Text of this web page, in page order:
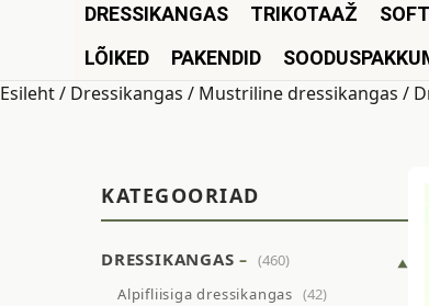
DRESSIKANGAS TRIKOTAAŽ
LÕIKED
PAKENDID
Esileht/ Dressikangas / Mustriline dressikangas /
KATEGOORIAD
DRESSIKANGAS
(460)
Alpifliisiga dressikangas (42)